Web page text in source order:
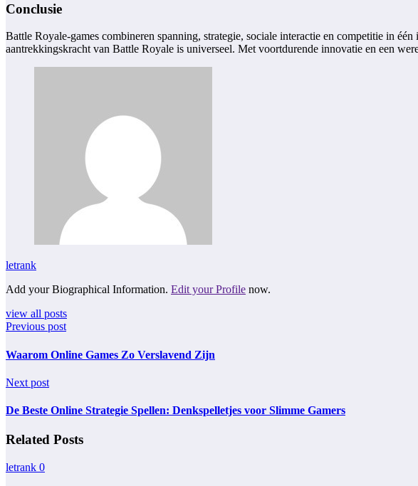
Conclusie
Battle Royale-games combineren spanning, strategie, sociale interactie en competitie in
aantrekkingskracht van Battle Royale is universeel. Met voortdurende innovatie en een
letrank
Add your Biographical Information. Edit your Profile now.
view all posts
Previous post
Waarom Online Games Zo Verslavend Zijn
Next post
De Beste Online Strategie Spellen: Denkspelletjes voor Slimme Gamers
Related Posts
letrank 0